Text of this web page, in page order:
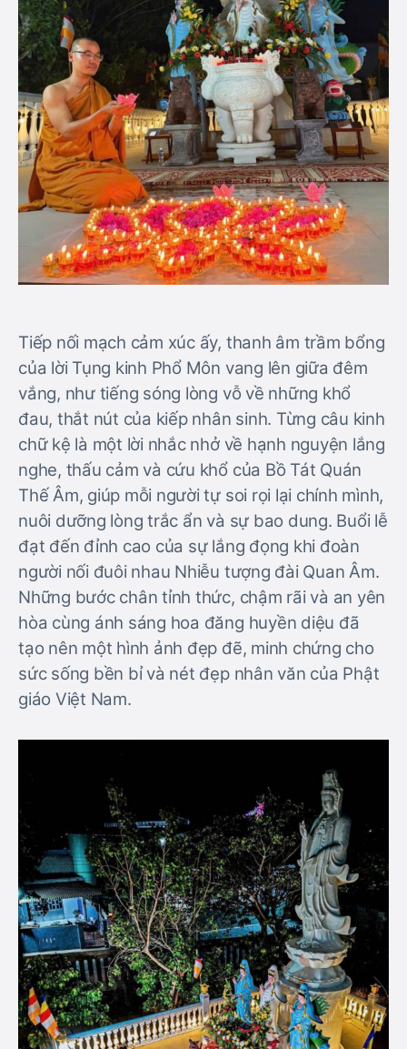
Tiếp nối mạch cảm xúc ấy, thanh âm trầm bổng
của lời Tụng kinh Phổ Môn vang lên giữa đêm
vắng, như tiếng sóng lòng vỗ về những khổ
đau, thắt nút của kiếp nhân sinh. Từng câu kinh
chữ kệ là một lời nhắc nhở về hạnh nguyện lắng
nghe, thấu cảm và cứu khổ của Bồ Tát Quán
Thế Âm, giúp mỗi người tự soi rọi lại chính mình,
nuôi dưỡng lòng trắc ẩn và sự bao dung. Buổi lễ
đạt đến đỉnh cao của sự lắng đọng khi đoàn
người nối đuôi nhau Nhiễu tượng đài Quan Âm.
Những bước chân tỉnh thức, chậm rãi và an yên
hòa cùng ánh sáng hoa đăng huyền diệu đã
tạo nên một hình ảnh đẹp đẽ, minh chứng cho
sức sống bền bỉ và nét đẹp nhân văn của Phật
giáo Việt Nam.